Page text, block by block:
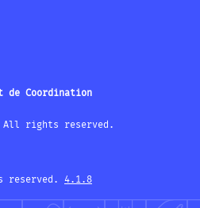
de Coordination
All rights reserved.
reserved. 4.1.8